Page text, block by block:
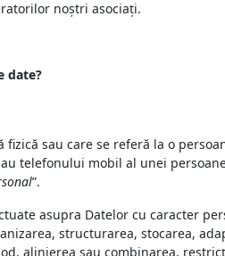
noștri asociați.
date?
fizică sau care se referă la o
telefonului mobil al unei
”.
asupra Datelor cu caracter
structurarea, stocarea,
alinierea sau combinarea,